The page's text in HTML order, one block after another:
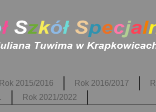
Rok 2015/2016 Rok 2016/2017
Rok 2021/2022